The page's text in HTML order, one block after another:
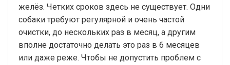
желёз. Четких сроков здесь не существует. Одни
собаки требуют регулярной и очень частой
очистки, до нескольких раз в месяц, а другим
вполне достаточно делать это раз в 6 месяцев
или даже реже. Чтобы не допустить проблем с